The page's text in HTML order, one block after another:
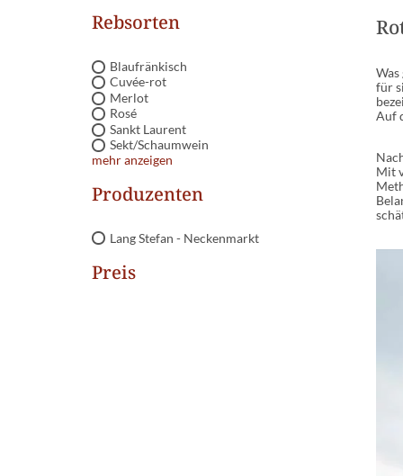
Rebsorten
Blaufränkisch
Cuvée-rot
Merlot
Rosé
Sankt Laurent
Sekt/Schaumwein
mehr anzeigen
Produzenten
Lang Stefan - Neckenmarkt
Preis
für
Auf
Mit